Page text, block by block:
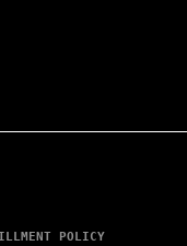
POLICY